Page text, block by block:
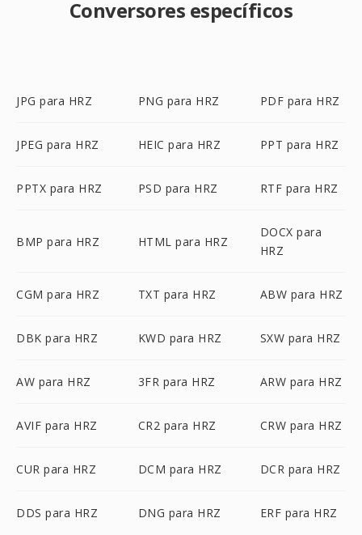
Conversores específicos
JPG para HRZ PNG para HRZ PDF para HRZ
JPEG para HRZ HEIC para HRZ PPT para HRZ
PPTX para HRZ PSD para HRZ RTF para HRZ
BMP para HRZ HTML para HRZ
DOCX para
HRZ
CGM para HRZ TXT para HRZ ABW para HRZ
DBK para HRZ KWD para HRZ SXW para HRZ
AW para HRZ 3FR para HRZ ARW para HRZ
AVIF para HRZ CR2 para HRZ CRW para HRZ
CUR para HRZ DCM para HRZ DCR para HRZ
DDS para HRZ DNG para HRZ ERF para HRZ